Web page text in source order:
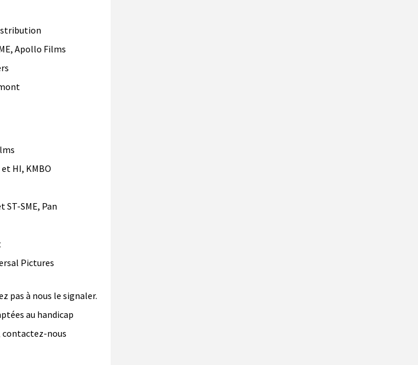
Apollo Films
et HI, KMBO
ST-SME, Pan
Pictures
pas à nous le signaler.
au handicap
contactez-nous